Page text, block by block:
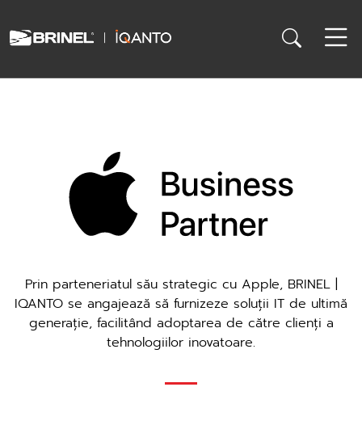
Prin parteneriatul său strategic cu Apple, BRINEL |
IQANTO se angajează să furnizeze soluții IT de ultimă
generație, facilitând adoptarea de către clienți a
tehnologiilor inovatoare.